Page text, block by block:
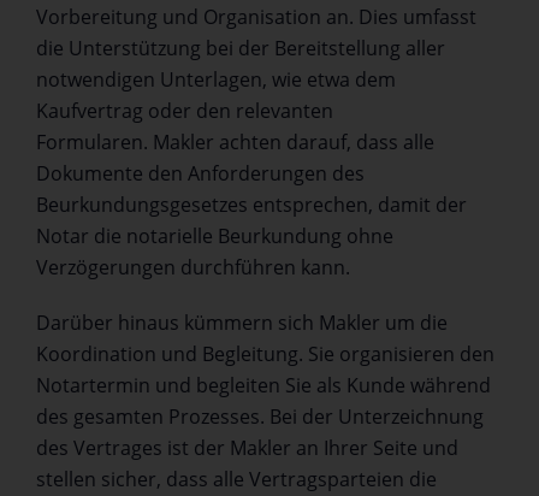
Vorbereitung und Organisation an. Dies umfasst
die Unterstützung bei der Bereitstellung aller
notwendigen Unterlagen, wie etwa dem
Kaufvertrag oder den relevanten
Formularen. Makler achten darauf, dass alle
Dokumente den Anforderungen des
Beurkundungsgesetzes entsprechen, damit der
Notar die notarielle Beurkundung ohne
Verzögerungen durchführen kann.
Darüber hinaus kümmern sich Makler um die
Koordination und Begleitung. Sie organisieren den
Notartermin und begleiten Sie als Kunde während
des gesamten Prozesses. Bei der Unterzeichnung
des Vertrages ist der Makler an Ihrer Seite und
stellen sicher, dass alle Vertragsparteien die